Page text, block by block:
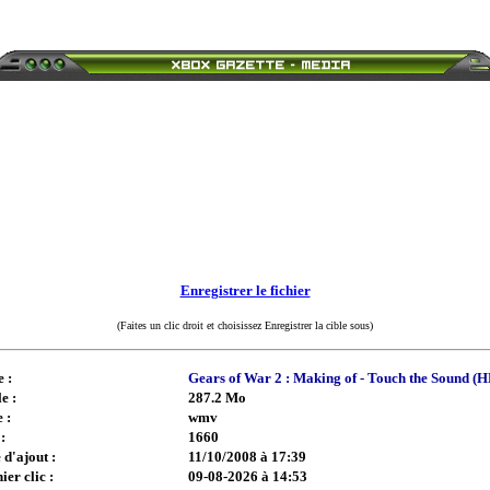
Enregistrer le fichier
(Faites un clic droit et choisissez Enregistrer la cible sous)
:
Gears of War 2 : Making of - Touch the Sound
:
287.2 Mo
:
wmv
1660
d'ajout :
11/10/2008 à 17:39
clic :
09-08-2026 à 14:53